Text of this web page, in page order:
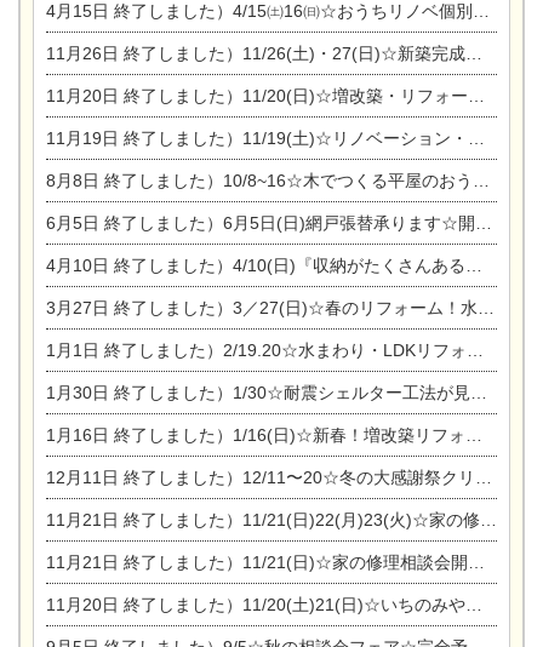
4月15日 終了しました）4/15㈯16㈰☆おうちリノベ個別相談会
11月26日 終了しました）11/26(土)・27(日)☆新築完成見学会 in一宮市あずら
11月20日 終了しました）11/20(日)☆増改築・リフォームまつり＆秋の味覚まつり＆芸術祭
11月19日 終了しました）11/19(土)☆リノベーション・家の修理まつり＆増改築・リフォームまつりin扶桑ゴルフ
8月8日 終了しました）10/8~16☆木でつくる平屋のおうちのつくり方【完全予約制】
6月5日 終了しました）6月5日(日)網戸張替承ります☆開催！
4月10日 終了しました）4/10(日)『収納がたくさんあるおうち現場見学会』
3月27日 終了しました）3／27(日)☆春のリフォーム！水まわりLDKリフォーム相談会&今がチャンス！エアコン相談会
1月1日 終了しました）2/19.20☆水まわり・LDKリフォーム相談会＆エアコン相談会
1月30日 終了しました）1/30☆耐震シェルター工法が見れる完成見学会
1月16日 終了しました）1/16(日)☆新春！増改築リフォーム&家の修理まつり
12月11日 終了しました）12/11〜20☆冬の大感謝祭クリスマス相談会開催
11月21日 終了しました）11/21(日)22(月)23(火)☆家の修理まつり＆増改築リフォーム相談会
11月21日 終了しました）11/21(日)☆家の修理相談会開催 in 扶桑オークビレッジ
11月20日 終了しました）11/20(土)21(日)☆いちのみや逸品市に出店します【ひのきのバラ販売】